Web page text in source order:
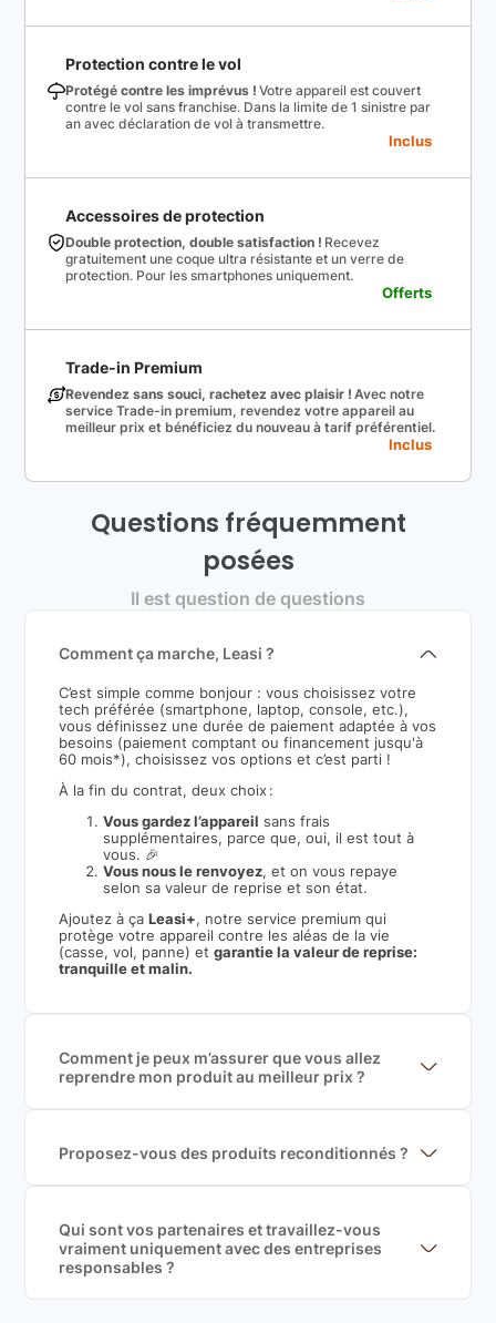
Protection contre le vol
Protégé contre les imprévus ! Votre appareil est couvert
contre le vol sans franchise. Dans la limite de 1 sinistre par
an avec déclaration de vol à transmettre.
Inclus
Accessoires de protection
Double protection, double satisfaction ! Recevez
gratuitement une coque ultra résistante et un verre de
protection. Pour les smartphones uniquement.
Offerts
Trade-in Premium
Revendez sans souci, rachetez avec plaisir ! Avec notre
service Trade-in premium, revendez votre appareil au
meilleur prix et bénéficiez du nouveau à tarif préférentiel.
Inclus
Questions fréquemment
posées
Il est question de questions
Comment ça marche, Leasi ?
C’est simple comme bonjour : vous choisissez votre
tech préférée (smartphone, laptop, console, etc.),
vous définissez une durée de paiement adaptée à vos
besoins (paiement comptant ou financement jusqu'à
60 mois*), choisissez vos options et c’est parti !
À la fin du contrat, deux choix :
Vous gardez l’appareil sans frais
supplémentaires, parce que, oui, il est tout à
vous. 🎉
Vous nous le renvoyez, et on vous repaye
selon sa valeur de reprise et son état.
Ajoutez à çaLeasi+, notre service premium qui
protège votre appareil contre les aléas de la vie
(casse, vol, panne) etgarantie la valeur de reprise:
tranquille et malin.
Comment je peux m’assurer que vous allez
reprendre mon produit au meilleur prix ?
garantir le meilleur prix de rachat. De plus, nous
sommes rémunéré à la commission sur la valeur de
Proposez-vous des produits reconditionnés ?
produits officiels de grandes marques et du
reconditionné de haute qualité
Qui sont vos partenaires et travaillez-vous
vraiment uniquement avec des entreprises
responsables ?